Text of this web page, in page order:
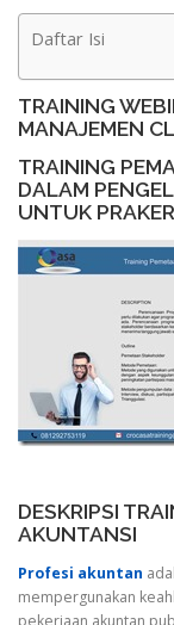
Daftar Isi
TRAINING
MANAJEMEN
TRAINING
DALAM
UNTUK
DESKRIPSI
AKUNTANSI
Profesi akuntan
mempergunakan